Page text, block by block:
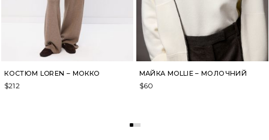
КОСТЮМ LOREN – МОККО
$212
МАЙКА MOLLIE – МОЛОЧНИЙ
$60